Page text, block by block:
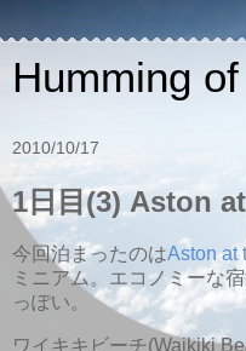
Humming
2010/10/17
1日目(3) Aston
今回泊まったのはAston at
ミニアム。エコノミーな
っぽい。
ワイキキビーチ(Waikiki